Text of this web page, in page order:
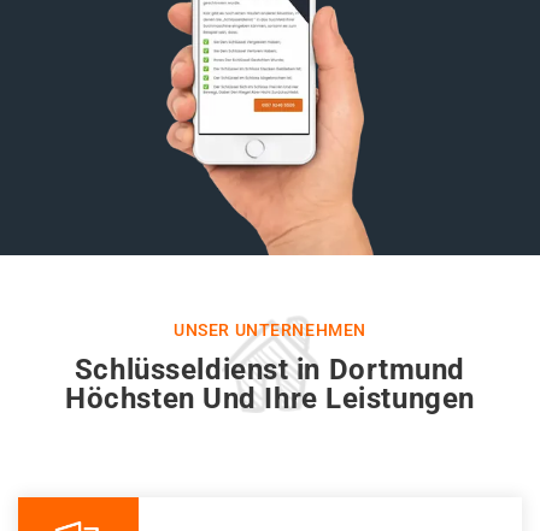
UNSER UNTERNEHMEN
Schlüsseldienst in Dortmund
Höchsten Und Ihre Leistungen